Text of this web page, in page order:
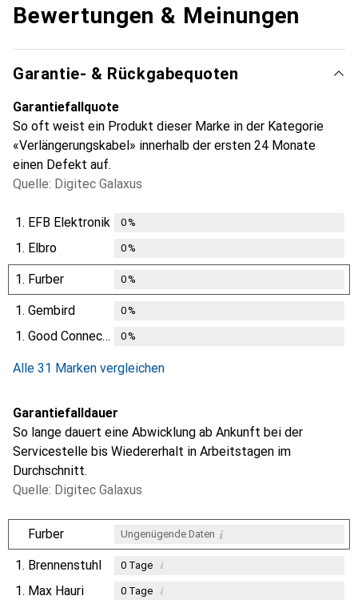
Bewertungen & Meinungen
Garantie- & Rückgabequoten
Garantiefallquote
So oft weist ein Produkt dieser Marke in der Kategorie
«Verlängerungskabel» innerhalb der ersten 24 Monate
einen Defekt auf.
Quelle: Digitec Galaxus
1. EFB Elektronik 0%
1. Elbro 0%
1. Furber 0%
1. Gembird 0%
1. Good Connections 0%
Alle 31 Marken vergleichen
Garantiefalldauer
So lange dauert eine Abwicklung ab Ankunft bei der
Servicestelle bis Wiedererhalt in Arbeitstagen im
Durchschnitt.
Quelle: Digitec Galaxus
Furber Ungenügende Daten i
1. Brennenstuhl 0Tage i
1. Max Hauri 0Tage i